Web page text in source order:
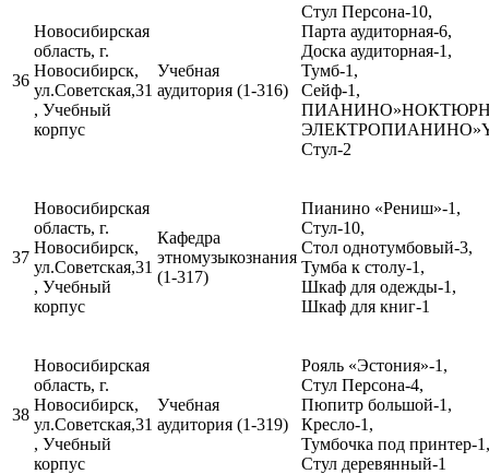
36
Новосибирская
область, г.
Новосибирск,
ул.Советская,31
, Учебный
корпус
Учебная
аудитория (1-316)
Стул Персона-10,
Парта аудиторная-6,
Доска аудиторная-1,
Тумб-1,
Сейф-1,
Стул-2
37
Новосибирская
область, г.
Новосибирск,
ул.Советская,31
, Учебный
корпус
Кафедра
этномузыкознания
(1-317)
Пианино «Рениш»-1,
Стул-10,
Стол однотумбовый-3,
Тумба к столу-1,
Шкаф для одежды-1,
Шкаф для книг-1
38
Новосибирская
область, г.
Новосибирск,
ул.Советская,31
, Учебный
корпус
Учебная
аудитория (1-319)
Рояль «Эстония»-1,
Стул Персона-4,
Пюпитр большой-1,
Кресло-1,
Тумбочка под принтер-1,
Стул деревянный-1